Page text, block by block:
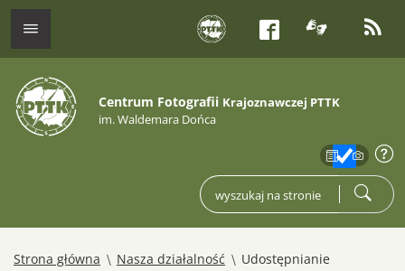
menu
Facebook
tłumacz
Centrum Fotografii Krajoznawczej PTTK
im. Waldemara Dońca
szukaj
Strona główna /
Nasza działalność /
Udostępnianie